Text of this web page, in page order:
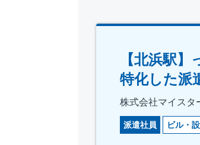
【北浜駅
特化した派
株式会社マイス
派遣社員 ビル・